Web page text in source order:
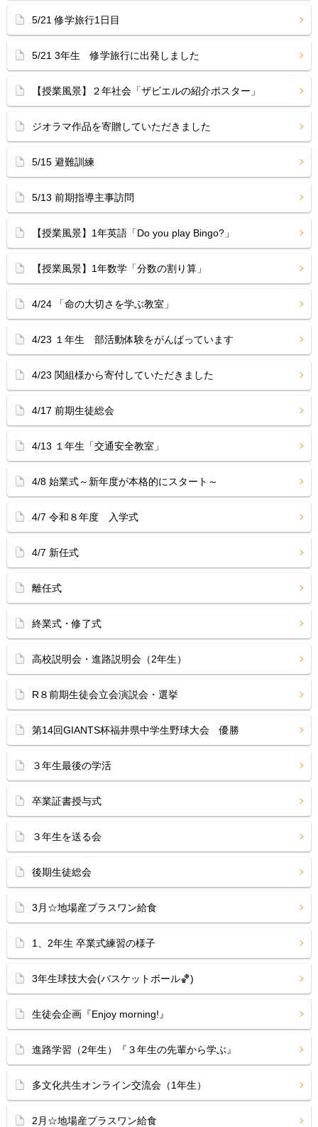
5/21 修学旅行1日目
5/21 3年生 修学旅行に出発しました
【授業風景】２年社会「ザビエルの紹介ポスター」
ジオラマ作品を寄贈していただきました
5/15 避難訓練
5/13 前期指導主事訪問
【授業風景】1年英語「Do you play Bingo?」
【授業風景】1年数学「分数の割り算」
4/24 「命の大切さを学ぶ教室」
4/23 １年生 部活動体験をがんばっています
4/23 関組様から寄付していただきました
4/17 前期生徒総会
4/13 １年生「交通安全教室」
4/8 始業式～新年度が本格的にスタート～
4/7 令和８年度 入学式
4/7 新任式
離任式
終業式・修了式
高校説明会・進路説明会（2年生）
R８前期生徒会立会演説会・選挙
第14回GIANTS杯福井県中学生野球大会 優勝
３年生最後の学活
卒業証書授与式
３年生を送る会
後期生徒総会
3月☆地場産プラスワン給食
1、2年生 卒業式練習の様子
3年生球技大会(バスケットボール🏀)
生徒会企画『Enjoy morning!』
進路学習（2年生）『３年生の先輩から学ぶ』
多文化共生オンライン交流会（1年生）
2月☆地場産プラスワン給食